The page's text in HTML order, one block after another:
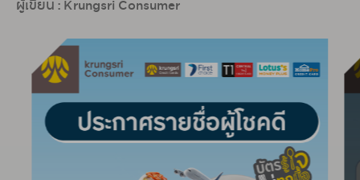
ผู้เขียน : Krungsri Consumer